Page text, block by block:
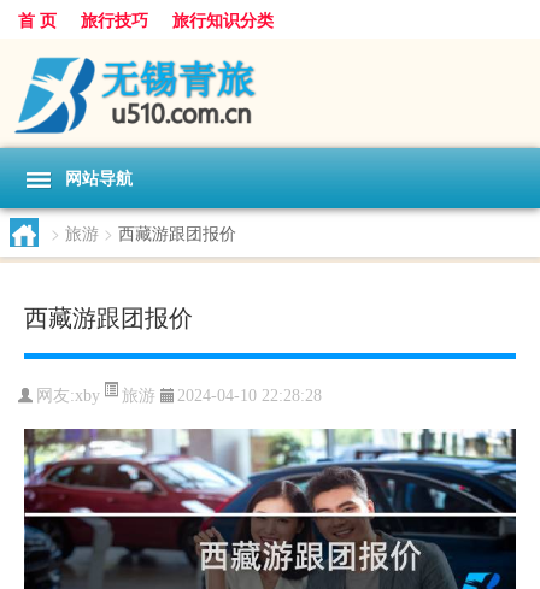
首 页 旅行技巧 旅行知识分类
网站导航
> 旅游 > 西藏游跟团报价
西藏游跟团报价
网友:xby 旅游 2024-04-10 22:28:28